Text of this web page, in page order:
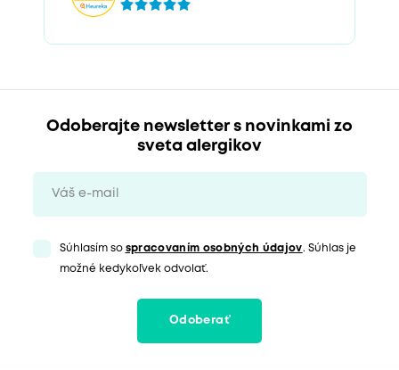
Odoberajte newsletter s novinkami zo
sveta alergikov
Súhlasím so spracovaním osobných údajov. Súhlas je
možné kedykoľvek odvolať.
Odoberať